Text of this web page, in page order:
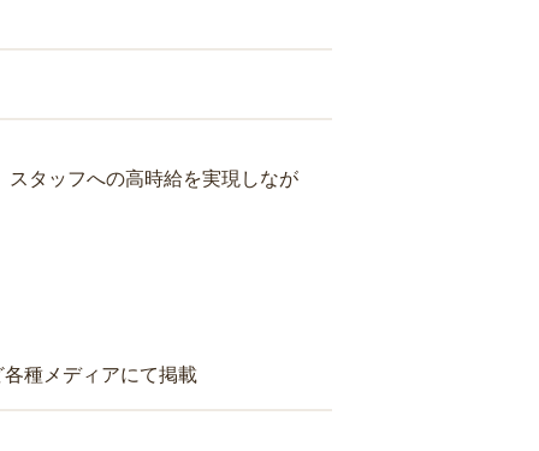
タッフへの高時給を実現しなが
種メディアにて掲載